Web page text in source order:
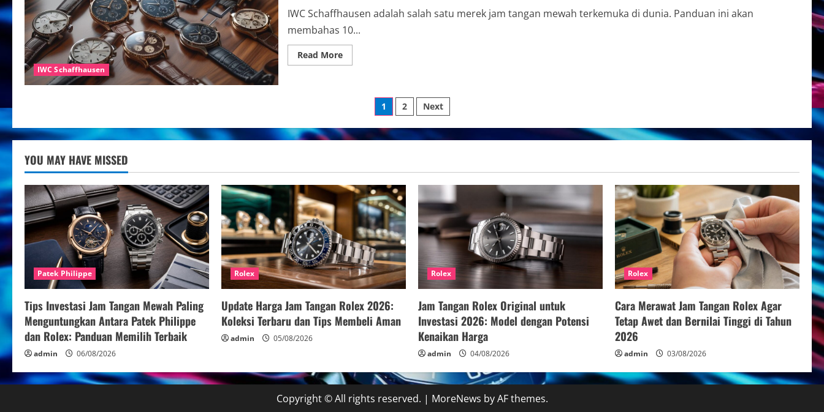
Inovasi
Teknologi
Canggih
IWC Schaffhausen
IWC Schaffhausen adalah salah satu merek jam tangan mewah terkemuka di dunia. Panduan ini akan
membahas 10...
Read MoreRead
more
Schaffhausen
2026
untuk
Posts
pagination
1 2 Next
YOU MAY HAVE MISSED
Patek Philippe
Tips Investasi Jam Tangan Mewah Paling
Menguntungkan Antara Patek Philippe
dan Rolex: Panduan Memilih Terbaik
admin 06/08/2026
Rolex
Update Harga Jam Tangan Rolex 2026:
Koleksi Terbaru dan Tips Membeli Aman
admin 05/08/2026
Rolex
Jam Tangan Rolex Original untuk
Investasi 2026: Model dengan Potensi
Kenaikan Harga
admin 04/08/2026
Rolex
Cara Merawat Jam Tangan Rolex Agar
Tetap Awet dan Bernilai Tinggi di Tahun
2026
admin 03/08/2026
Copyright © All rights reserved. | MoreNews by AF themes.